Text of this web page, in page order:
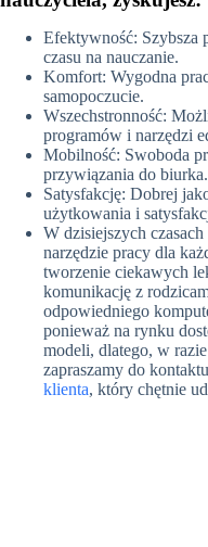
Efektywność: Szybsza
czasu na nauczanie.
Komfort: Wygodna
samopoczucie.
Wszechstronność:
programów i narzędzi
Mobilność: Swoboda
przywiązania do biurka.
Satysfakcję: Dobrej
użytkowania i
W dzisiejszych
narzędzie pracy dla
tworzenie ciekawych
komunikację z
odpowiedniego
ponieważ na rynku
modeli, dlatego, w
zapraszamy do
klienta, który chętnie